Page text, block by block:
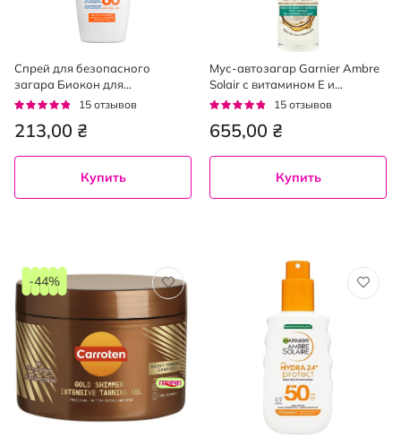
Спрей для безопасного
загара Биокон для
фоточувствительной кожи UV
Рейтинг:
15 отзывов
213,00 ₴
Купить
Мус-автозагар Garnier Ambre
Solair с витамином Е и
кокосовой водой для тела и
Рейтинг:
15 отзывов
655,00 ₴
Купить
-44%